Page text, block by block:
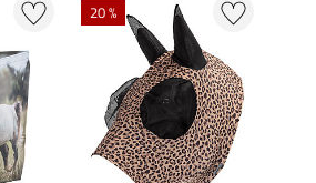
20 %